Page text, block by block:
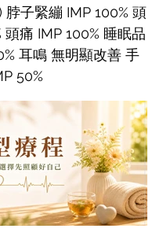
脖子緊繃 IMP 100% 頭
頭痛 IMP 100% 睡眠品
耳鳴 無明顯改善 手
50%